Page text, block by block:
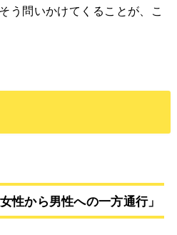
問いかけてくることが、こ
から男性への一方通行」